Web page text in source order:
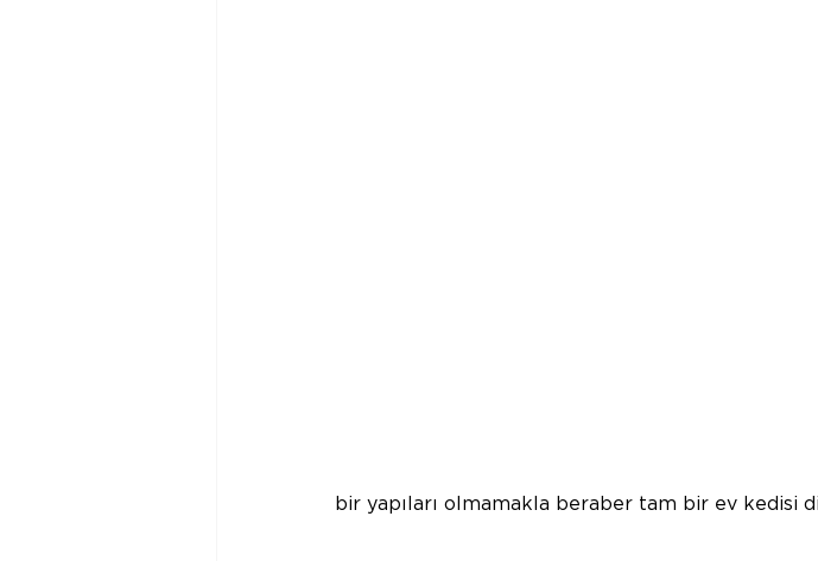
bir yapıları olmamakla beraber tam bir ev kedisi